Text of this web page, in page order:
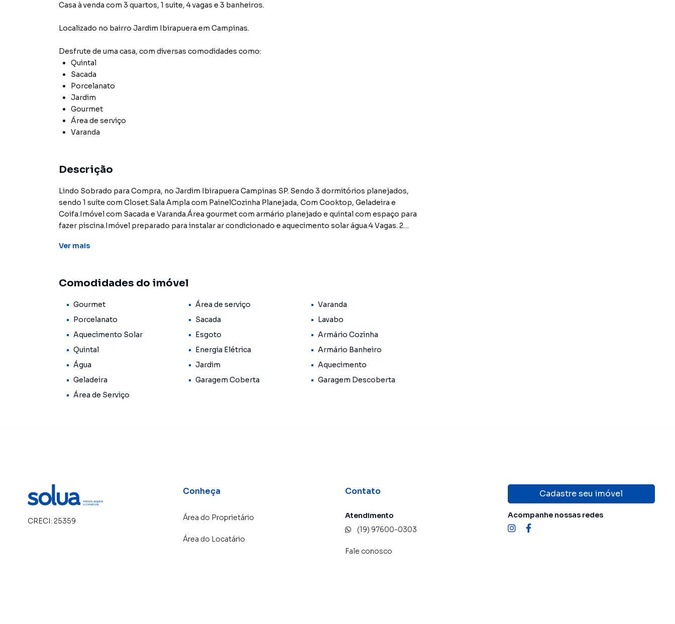
Casa à venda com 3 quartos, 1 suite, 4 vagas e 3 banheiros.
Localizado no bairro Jardim Ibirapuera em Campinas.
Desfrute de uma casa, com diversas comodidades como:
Quintal
Sacada
Porcelanato
Jardim
Gourmet
Área de serviço
Varanda
Descrição
Lindo Sobrado para Compra, no Jardim Ibirapuera Campinas SP. Sendo 3 dormitórios planejados,
sendo 1 suíte com Closet.Sala Ampla com PainelCozinha Planejada, Com Cooktop, Geladeira e
Coifa.Imóvel com Sacada e Varanda.Área gourmet com armário planejado e quintal com espaço para
fazer piscina.Imóvel preparado para instalar ar condicionado e aquecimento solar água.4 Vagas. 2
mercado Covabra, perto do Shopping Bandeiras e do Hospital PUCC.* Aceita Financiamento.Ligue e
de qualquer erro de digitação.
Ver mais
Comodidades do imóvel
Gourmet Área de serviço
Varanda
Porcelanato
Sacada
Lavabo
Aquecimento Solar
Esgoto
Armário Cozinha
Quintal
Energia Elétrica
Armário Banheiro
Água
Jardim
Aquecimento
Geladeira
Garagem Coberta
Garagem Descoberta
Área de Serviço
CRECI: 25359
Conheça
Área do Proprietário
Área do Locatário
Contato
Atendimento
(19) 97600-0303
Fale conosco
Cadastre seu imóvel
Acompanhe nossas redes